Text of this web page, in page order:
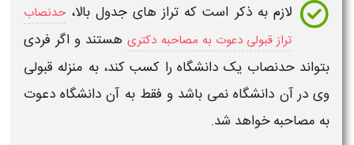
لازم به ذکر است کهتراز های جدول بالا، حدنصاب
تراز قبولی دعوت به مصاحبه دکتری هستند و اگر فردی
بتواندحدنصاب یک دانشگاه را کسب کند، به منزله قبولی
وی در آن دانشگاه نمی باشد و فقط به آن دانشگاه دعوت
به مصاحبهخواهد شد.